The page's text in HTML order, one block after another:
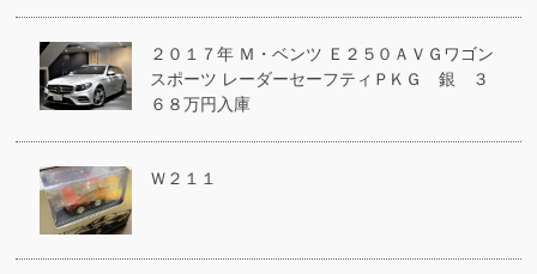
２０１７年 Ｍ・ベンツ Ｅ２５０ＡＶＧワゴン
スポーツ レーダーセーフティＰＫＧ 銀 ３
６８万円入庫
Ｗ２１１